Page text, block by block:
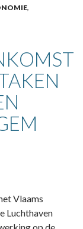
,
Vlaams
Luchthaven